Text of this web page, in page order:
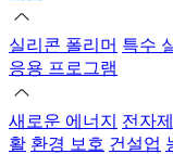
실리콘 폴리머 특수
응용 프로그램
새로운 에너지 전자
활 환경 보호 건설업